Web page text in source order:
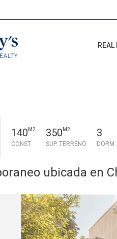
REAL
140 M2
CONST.
350 M2
SUP. TERRENO
3
DORM.
ubicada en